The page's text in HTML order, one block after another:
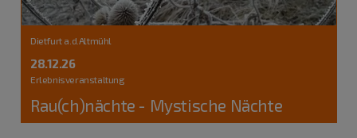
Dietfurt a.d.Altmühl
28.12.26
Erlebnisveranstaltung
Rau(ch)nächte - Mystische Nächte